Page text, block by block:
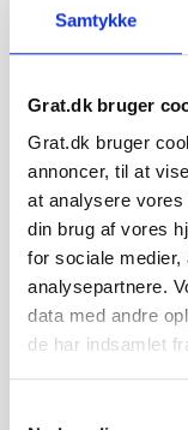
Samtykke
Grat.dk bruger
Grat.dk bruger
annoncer, til at
at analysere
din brug af vores
for sociale medier,
analysepartnere.
data med andre
de har indsamlet
Reference 5947266
6,24 kr.
Vi leverer IBF Mini
1 stk. =
1 palle = 648 stk.
Palledepositum:
I ALT
📦 Forventet
august
⏱ Bestil
Leveres til